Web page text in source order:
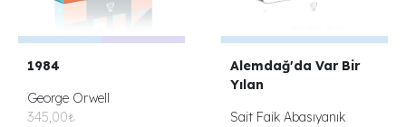
1984
George Orwell
345,00₺
Alemdağ'da Var Bir
Yılan
Sait Faik Abasıyanık